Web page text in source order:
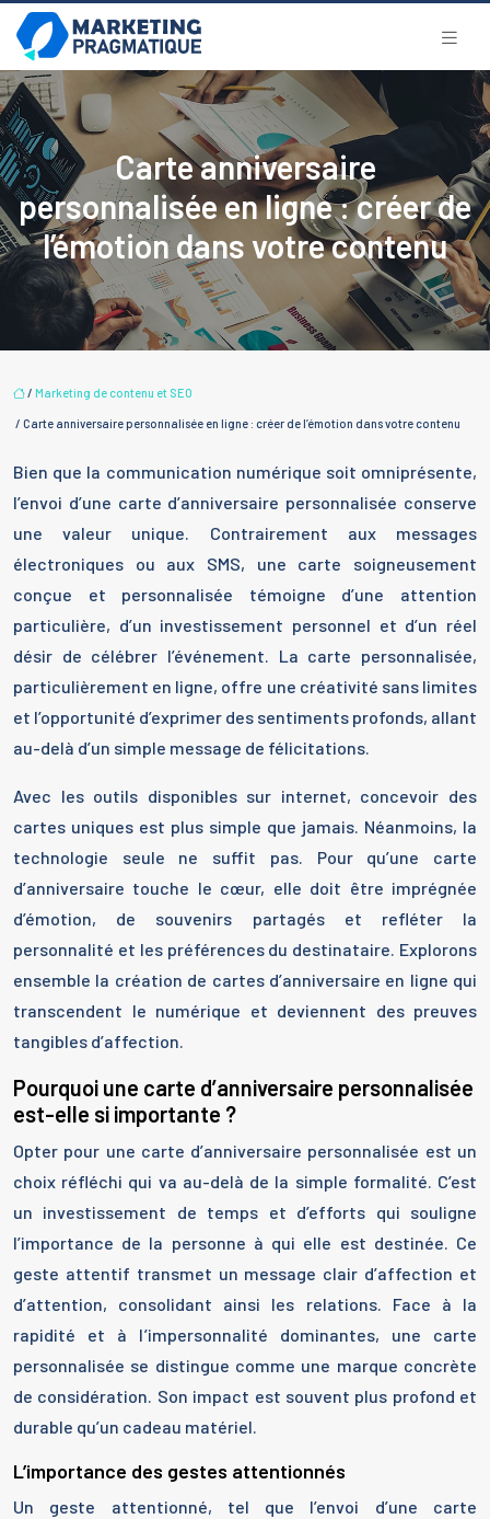
Carte anniversaire
personnalisée en ligne : créer de
l’émotion dans votre contenu
/ Marketing de contenu et SEO
/ Carte anniversaire personnalisée en ligne : créer de l’émotion dans votre contenu
Bien que la communication numérique soit omniprésente,
l’envoi d’une carte d’anniversaire personnalisée conserve
une valeur unique. Contrairement aux messages
électroniques ou aux SMS, une carte soigneusement
conçue et personnalisée témoigne d’une attention
particulière, d’un investissement personnel et d’un réel
désir de célébrer l’événement. La carte personnalisée,
particulièrement en ligne, offre une créativité sans limites
et l’opportunité d’exprimer des sentiments profonds, allant
au-delà d’un simple message de félicitations.
Avec les outils disponibles sur internet, concevoir des
cartes uniques est plus simple que jamais. Néanmoins, la
technologie seule ne suffit pas. Pour qu’une carte
d’anniversaire touche le cœur, elle doit être imprégnée
d’émotion, de souvenirs partagés et refléter la
personnalité et les préférences du destinataire. Explorons
ensemble la création de cartes d’anniversaire en ligne qui
transcendent le numérique et deviennent des preuves
tangibles d’affection.
Pourquoi une carte d’anniversaire personnalisée
est-elle si importante ?
Opter pour une carte d’anniversaire personnalisée est un
choix réfléchi qui va au-delà de la simple formalité. C’est
un investissement de temps et d’efforts qui souligne
l’importance de la personne à qui elle est destinée. Ce
geste attentif transmet un message clair d’affection et
d’attention, consolidant ainsi les relations. Face à la
rapidité et à l’impersonnalité dominantes, une carte
personnalisée se distingue comme une marque concrète
de considération. Son impact est souvent plus profond et
durable qu’un cadeau matériel.
L’importance des gestes attentionnés
Un geste attentionné, tel que l’envoi d’une carte